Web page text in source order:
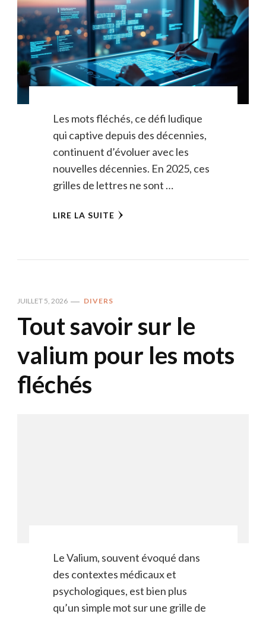
Les mots fléchés, ce défi ludique
qui captive depuis des décennies,
continuent d’évoluer avec les
nouvelles décennies. En 2025, ces
grilles de lettres ne sont …
LIRE LA SUITE
JUILLET 5, 2026 DIVERS
Tout savoir sur le
valium pour les mots
fléchés
Le Valium, souvent évoqué dans
des contextes médicaux et
psychologiques, est bien plus
qu’un simple mot sur une grille de